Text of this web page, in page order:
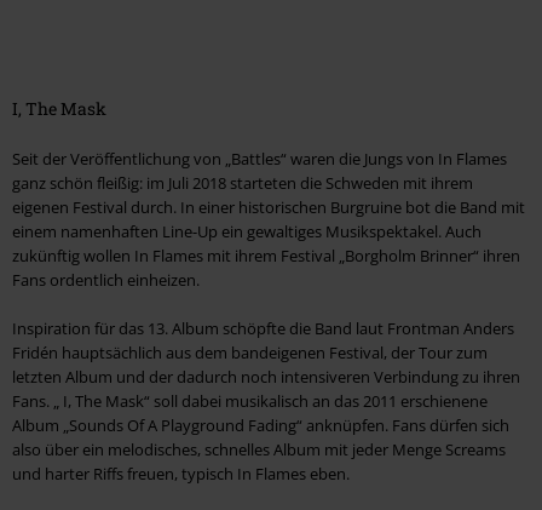
I, The Mask
Seit der Veröffentlichung von „Battles“ waren die Jungs von In Flames
ganz schön fleißig: im Juli 2018 starteten die Schweden mit ihrem
eigenen Festival durch. In einer historischen Burgruine bot die Band mit
einem namenhaften Line-Up ein gewaltiges Musikspektakel. Auch
zukünftig wollen In Flames mit ihrem Festival „Borgholm Brinner“ ihren
Fans ordentlich einheizen.
Inspiration für das 13. Album schöpfte die Band laut Frontman Anders
Fridén hauptsächlich aus dem bandeigenen Festival, der Tour zum
letzten Album und der dadurch noch intensiveren Verbindung zu ihren
Fans. „ I, The Mask“ soll dabei musikalisch an das 2011 erschienene
Album „Sounds Of A Playground Fading“ anknüpfen. Fans dürfen sich
also über ein melodisches, schnelles Album mit jeder Menge Screams
und harter Riffs freuen, typisch In Flames eben.